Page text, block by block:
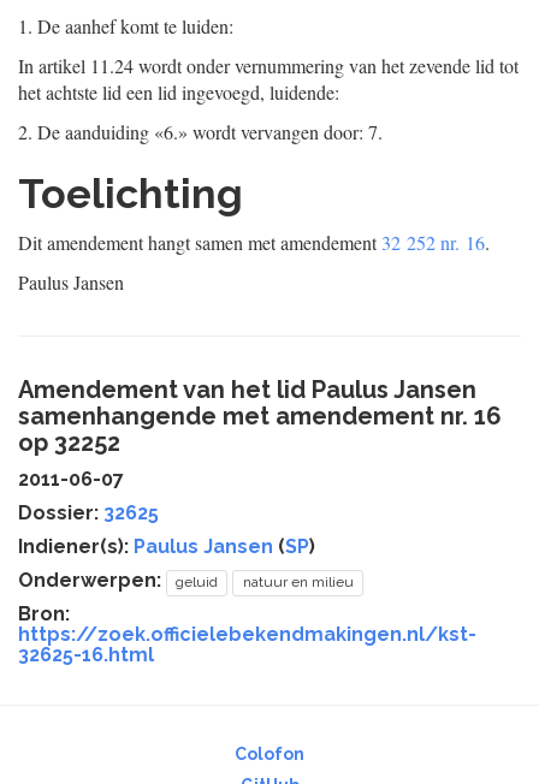
1. De aanhef komt te luiden:
In artikel 11.24 wordt onder vernummering van het zevende lid tot
het achtste lid een lid ingevoegd, luidende:
2. De aanduiding «6.» wordt vervangen door: 7.
Toelichting
Dit amendement hangt samen met amendement32 252 nr. 16.
Paulus Jansen
Amendement van het lid Paulus Jansen
samenhangende met amendement nr. 16
op 32252
2011-06-07
Dossier: 32625
Indiener(s): Paulus Jansen (SP)
Onderwerpen:
geluid natuur en milieu
Bron:
https://zoek.officielebekendmakingen.nl/kst-
32625-16.html
Colofon